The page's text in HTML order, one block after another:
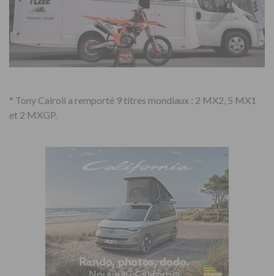
* Tony Cairoli a remporté 9 titres mondiaux : 2 MX2, 5 MX1
et 2 MXGP.